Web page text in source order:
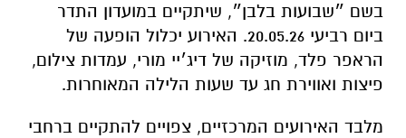
בשם ״שבועות בלבן״, שיתקיים במועדון התדר
ביום רביעי 20.05.26. האירוע יכלול הופעה של
הראפר פלד, מוזיקה של דיג׳יי מורי, עמדות צילום,
פיצות ואווירת חג עד שעות הלילה המאוחרות.
מלבד האירועים המרכזיים, צפויים להתקיים ברחבי